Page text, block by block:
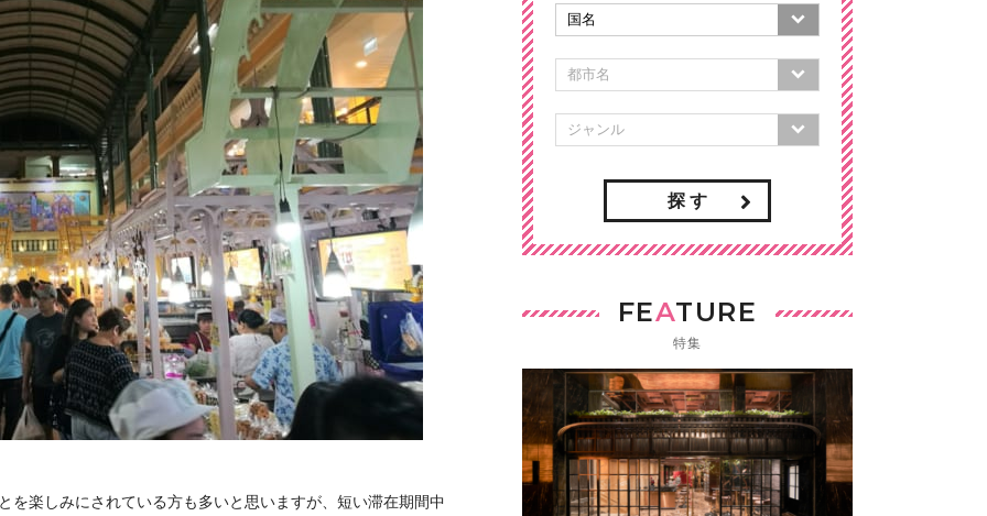
を楽しみにされている方も多いと思いますが、短い滞在期間中
探 す
FEATURE
特集